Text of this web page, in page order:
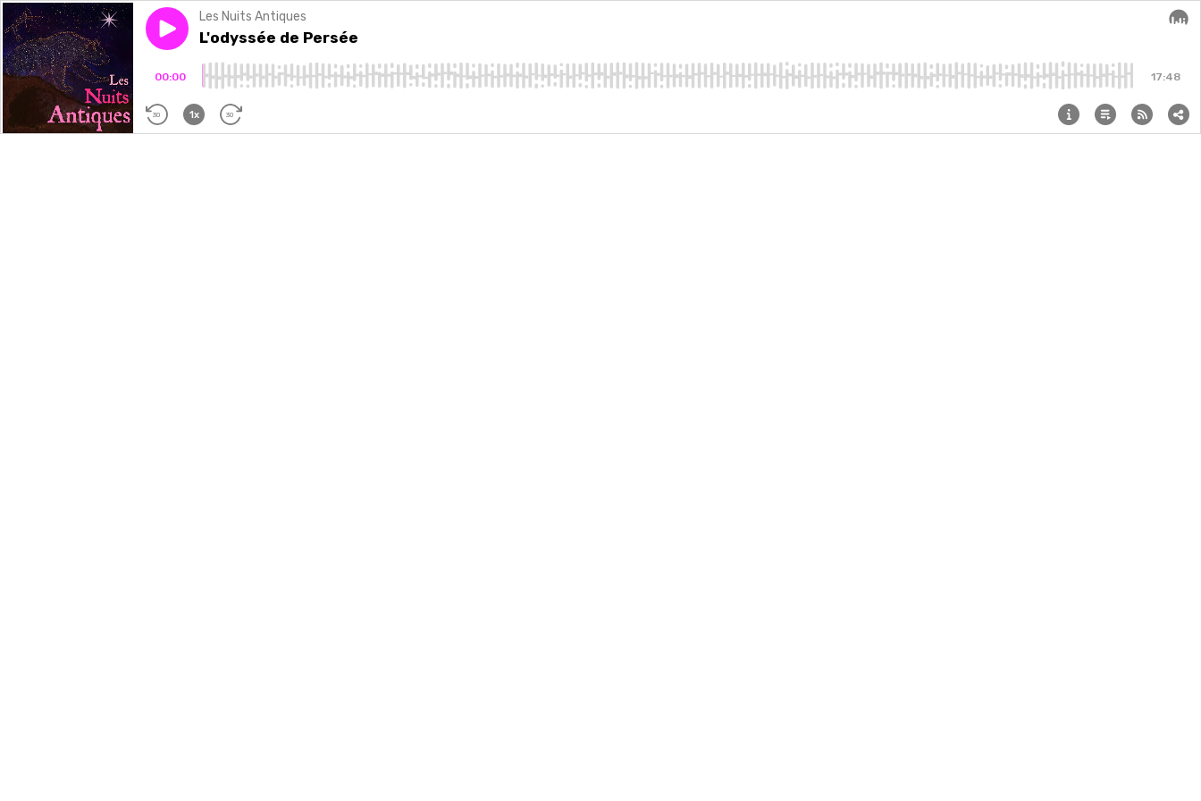
Play episodeL'odyssée de Persée
Les Nuits Antiques
L'odyssée de Persée
00:00 17:48
30 1x 30